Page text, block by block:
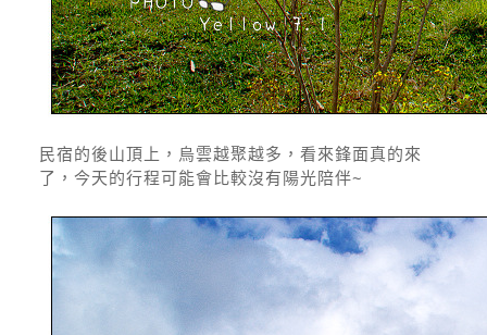
民宿的後山頂上，烏雲越聚越多，看來鋒面真的來
了，今天的行程可能會比較沒有陽光陪伴~